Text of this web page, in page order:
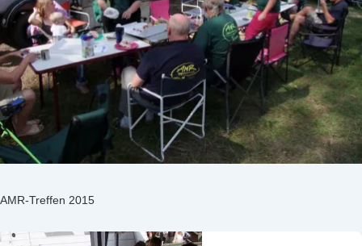
AMR-Treffen 2015